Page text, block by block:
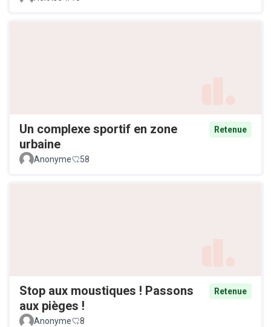
Un complexe sportif en zone
urbaine
Retenue
Anonyme 58
Stop aux moustiques ! Passons
aux pièges !
Retenue
Anonyme 8